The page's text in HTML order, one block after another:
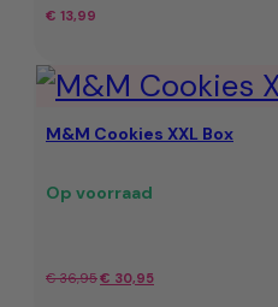
€ 13,99
M&M Cookies XXL Box
Op voorraad
€36,95Oorspronkelijke
€ 30,95Huidige